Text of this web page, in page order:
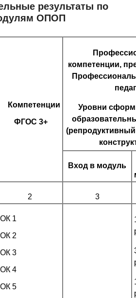
результаты по
ОПОП
Компетенции
ФГОС 3+
компетенции,
Уровни
Вход в модуль
2 3
ОК 1
ОК 2
ОК 3
ОК 4
ОК 5